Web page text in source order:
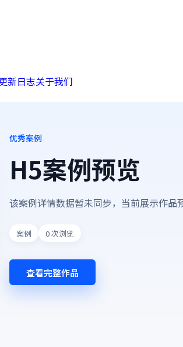
新日志关于我们
优秀案例
H5案例预览
该案例详情数据暂未同步，当前展示作品
案例 0次浏览
查看完整作品